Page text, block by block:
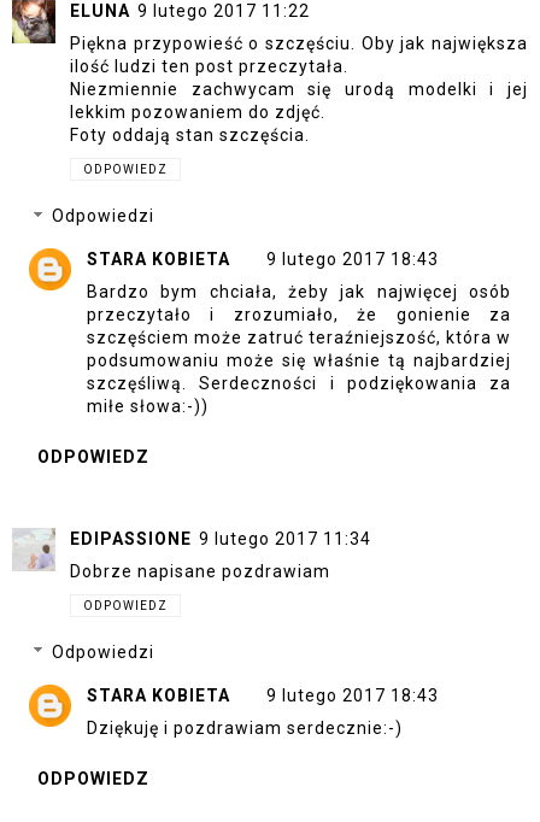
ELUNA 9 lutego 2017 11:22
Piękna przypowieść o szczęściu. Oby jak największa
ilość ludzi ten post przeczytała.
Niezmiennie zachwycam się urodą modelki i jej
lekkim pozowaniem do zdjęć.
Foty oddają stan szczęścia.
ODPOWIEDZ
Odpowiedzi
STARA KOBIETA
9 lutego 2017 18:43
Bardzo bym chciała, żeby jak najwięcej osób
przeczytało i zrozumiało, że gonienie za
szczęściem może zatruć teraźniejszość, która w
podsumowaniu może się właśnie tą najbardziej
szczęśliwą. Serdeczności i podziękowania za
miłe słowa:-))
ODPOWIEDZ
EDIPASSIONE 9 lutego 2017 11:34
Dobrze napisane pozdrawiam
ODPOWIEDZ
Odpowiedzi
STARA KOBIETA
9 lutego 2017 18:43
Dziękuję i pozdrawiam serdecznie:-)
ODPOWIEDZ